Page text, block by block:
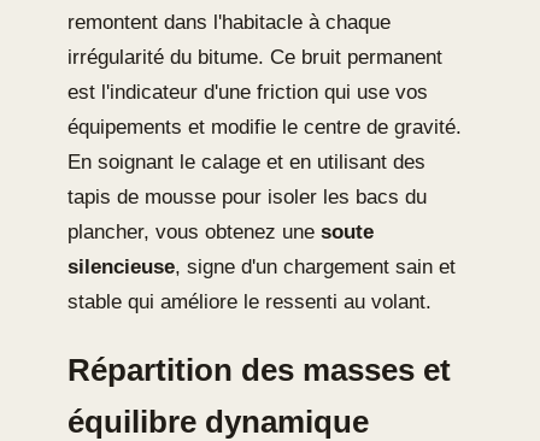
remontent dans l'habitacle à chaque
irrégularité du bitume. Ce bruit permanent
est l'indicateur d'une friction qui use vos
équipements et modifie le centre de gravité.
En soignant le calage et en utilisant des
tapis de mousse pour isoler les bacs du
plancher, vous obtenez une soute
silencieuse, signe d'un chargement sain et
stable qui améliore le ressenti au volant.
Répartition des masses et
équilibre dynamique